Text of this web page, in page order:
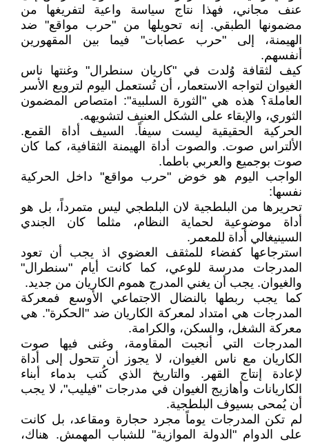
عنف مجاني، فهذا نتاج سياسة واعية لتفريغها من
مضمونها الطبقي. إنه تحويلها من "حرب مواقع" ضد
الهيمنة، إلى "حرب عصابات" فيما بين المقهورين
أنفسهم.
كيف لثقافة وُلدت في "كاريان سنطرال" وغنتها ناس
الغيوان لتواجه الاستعمار، أن تُستعمل اليوم لترويع الأسر
العاملة؟ هذه هي "الثورة السلبية": امتصاص المضمون
الثوري، والإبقاء على الشكل العنيف لتشويهه.
الحركية الحقيقية ليست سيفاً. السيف أداة القمع.
الألتراس صوت. والصوت أداة الهيمنة الثقافية، كما كان
صوت بوجميع والعربي باطما.
الواجب اليوم هو خوض "حرب مواقع" داخل الحركية
نفسها:
تحريرها من البلطجية لان البلطجي ليس متمرداً، بل هو
أداة موضوعية لحماية النظام، مثلما كان الجندي
السينيغالي أداة للمعمر.
استرجاعها كفضاء للمثقف العضوي اذ يجب أن تعود
المدرجات مدرسة للوعي، كما كانت أيام "سنطرال"
والغيوان. يجب أن يغني المدرج هموم الكاريان من جديد.
كما يجب ربطها بالنضال الاجتماعي الأوسع فمعركة
المدرجات هي امتداد لمعركة الكاريان ضد "الحكرة". هي
معركة الشغل، والسكن، والكرامة.
المدرجات التي أنجبت المقاومة، وغنى فيها صوت
الكاريان مع ناس الغيوان، لا يجوز أن تتحول إلى أداة
لإعادة إنتاج القهر. والتاريخ الذي كُتب بدماء أبناء
الكاريانات وأهازيج الغيوان في مدرجات "فيليب"، لا يجب
أن يُمحى بسيوف البلطجية.
لم تكن المدرجات يوماً مجرد حجارة ومقاعد، بل كانت
على الدوام "الدولة الموازية" للشباب المهمش. هناك،